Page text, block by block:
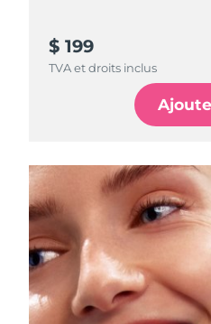
$ 199
TVA et droits inclus
Portugal
La Réunion
Roumanie
Russie
Arabie saoudite